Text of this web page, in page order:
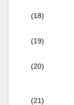
(18)
(19)
(20)
(21)